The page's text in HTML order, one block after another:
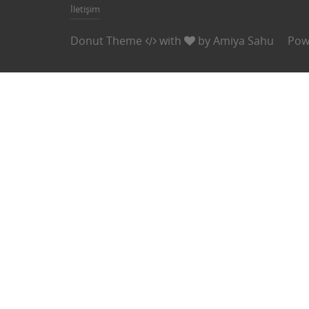
İletişim
Donut Theme with byAmiya Sahu